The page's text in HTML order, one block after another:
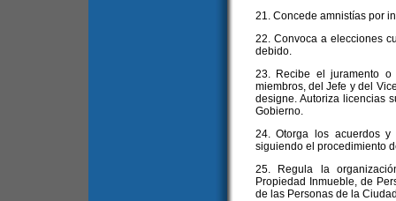
21. Concede amnistías por
22. Convoca a elecciones
debido.
23. Recibe el juramento
miembros, del Jefe y del
designe. Autoriza licencias
Gobierno.
24. Otorga los acuerdos y
siguiendo el procedimiento
25. Regula la
Propiedad Inmueble, de
de las Personas de la